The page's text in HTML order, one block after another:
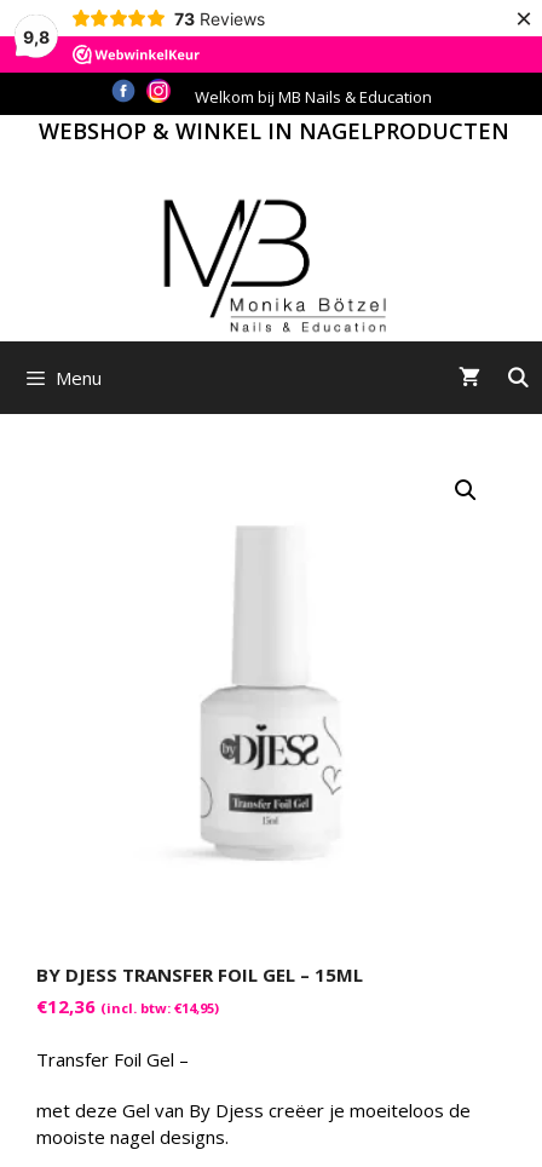
9,8
73 Reviews ×
naar
Welkom bij MB Nails & Education
WEBSHOP & WINKEL IN NAGELPRODUCTEN
Menu
BY DJESS TRANSFER FOIL GEL – 15ML
€12,36 (incl. btw: €14,95)
Transfer Foil Gel –
met deze Gel van By Djess creëer je moeiteloos de
mooiste nagel designs.